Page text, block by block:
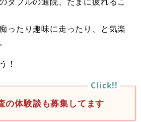
ったり趣味に走ったり、と気楽
！
の体験談も募集してます